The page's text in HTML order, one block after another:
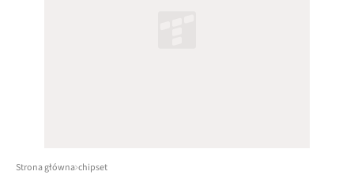
Strona główna chipset